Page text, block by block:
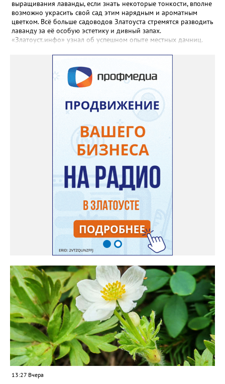
выращивания лаванды, если знать некоторые тонкости, вполне
возможно украсить свой сад этим нарядным и ароматным
цветком. Всё больше садоводов Златоуста стремятся разводить
лаванду за её особую эстетику и дивный запах.
«Златоуст.инфо» узнал об успешном опыте местных дачниц.
семян (на фото), - отметила «Златоуст.инфо» хозяйка частного
дома Екатерина Бойко. – Посадила вдоль забора, потому что
низины этот цветок не любит. Вот уже второй год растет и
радует меня. Соседи просят саженцы: аромат и до них
доносится. В конце лета собираю лаванду в пучки, сушу –
получаются букеты и саше одновременно. Лаванда широко
используется и в кулинарии». Семена, отметила собеседница
нашего портала, у неё были сорта «Вознесенская узколистная».
Только она хорошо зимует без укрытия. Всхожесть оказалась
на удивление хорошей: из пяти семян из каждой пачки четыре
взошли даже без стратификации. После покупки (по весне)
садовод советует сразу убрать семена в холодильник на два
месяца, а место посадки - мульчировать мелкой корой. Семена
самосевом в ней отлично прорастают. Если иногда срезать
сухие цветы и стряхивать семена вокруг куртины, лаванда
весной прорастет сама. Ещё один секрет – этот символ
Прованса не любит «вкусную» почву. Добавляйте в посадочную
яму гравий и песок – требуется хороший дренаж. В первый год
Екатерина рекомендует цветы убирать, чтобы силы куста
пошли на наращивание корневой системы. А со второго года
пусть лаванда цветёт во всю силу! Фото: Екатерина Бойко,
специально для «Златоуст.инфо». Обсуждение новости здесь
ВКОНТАКТЕ https://vk.com/newszlatoust74
13:27 Вчера